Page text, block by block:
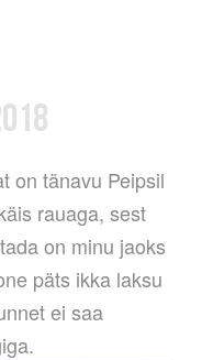
on tänavu Peipsil
rauaga, sest
on minu jaoks
päts ikka laksu
ei saa